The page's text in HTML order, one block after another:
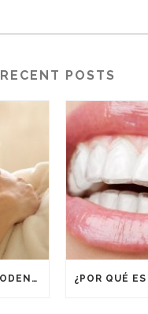
RECENT POSTS
EMBARAZO Y SALUD BUCODENTAL